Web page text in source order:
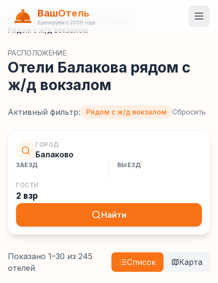
ВашОтель
Бронируем с 2009 года
Главная Гостиницы/Россия
Рядом с ж/д вокзалом
РАСПОЛОЖЕНИЕ
Отели Балакова рядом с
ж/д вокзалом
Активный фильтр: Рядом с ж/д вокзалом Сбросить
ГОРОД
Балаково
ЗАЕЗД ВЫЕЗД
ГОСТИ
2 взр
Найти
Показано 1–30 из 245
отелей
Список Карта